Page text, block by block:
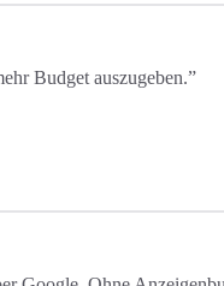
Budget auszugeben.”